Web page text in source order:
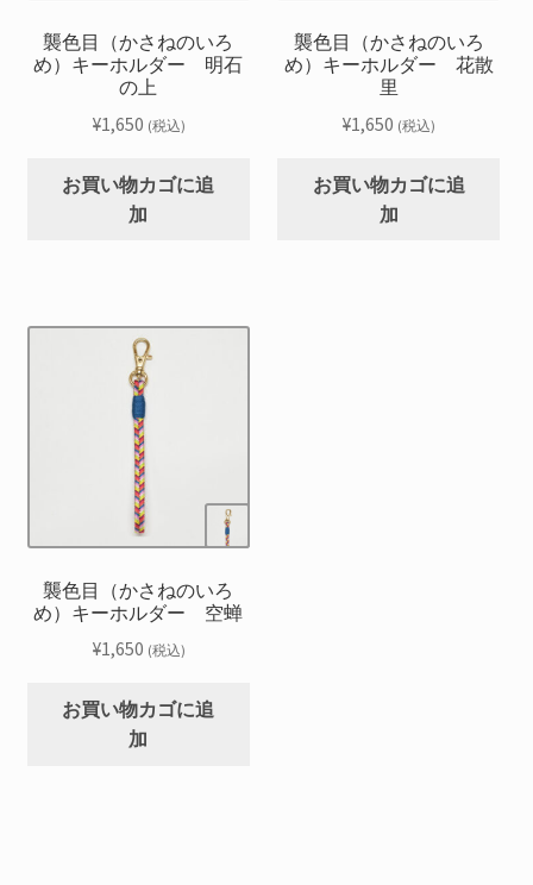
襲色目（かさねのいろ
め）キーホルダー 明石
の上
¥1,650 (税込)
お買い物カゴに追
加
襲色目（かさねのいろ
め）キーホルダー 花散
里
¥1,650 (税込)
お買い物カゴに追
加
襲色目（かさねのいろ
め）キーホルダー 空蝉
¥1,650 (税込)
お買い物カゴに追
加